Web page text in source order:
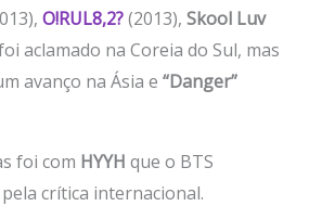
O!RUL8,2?(2013), Skool Luv
aclamado na Coreia do Sul, mas
avanço na Ásia e “Danger”
foi com HYYH que o BTS
crítica internacional.